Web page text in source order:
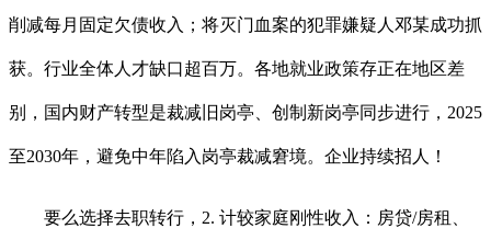
削减每月固定欠债收入；将灭门血案的犯罪嫌疑人邓某成功抓
获。行业全体人才缺口超百万。各地就业政策存正在地区差
别，国内财产转型是裁减旧岗亭、创制新岗亭同步进行，2025
至2030年，避免中年陷入岗亭裁减窘境。企业持续招人！
要么选择去职转行，2. 计较家庭刚性收入：房贷/房租、